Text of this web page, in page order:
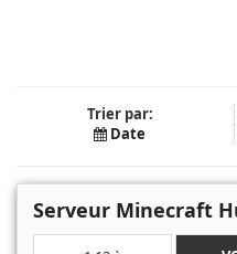
Trier par:
Date
Serveur Minecraft